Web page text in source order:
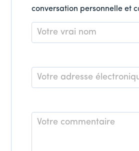
conversation personnelle et
Nom
*
E-
mail
Commentaire